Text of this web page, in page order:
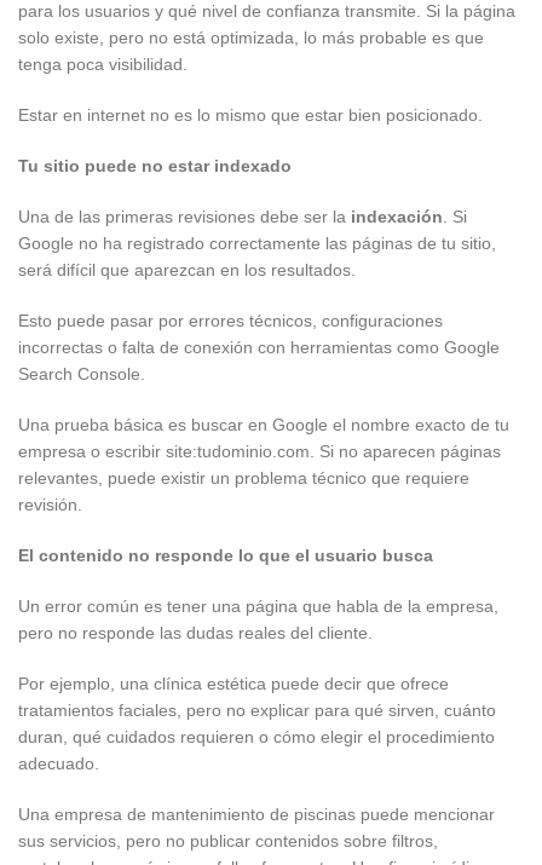
para los usuarios y qué nivel de confianza transmite. Si la página
solo existe, pero no está optimizada, lo más probable es que
tenga poca visibilidad.
Estar en internet no es lo mismo que estar bien posicionado.
Tu sitio puede no estar indexado
Una de las primeras revisiones debe ser la indexación . Si
Google no ha registrado correctamente las páginas de tu sitio,
será difícil que aparezcan en los resultados.
Esto puede pasar por errores técnicos, configuraciones
incorrectas o falta de conexión con herramientas como Google
Search Console.
Una prueba básica es buscar en Google el nombre exacto de tu
empresa o escribir site:tudominio.com. Si no aparecen páginas
relevantes, puede existir un problema técnico que requiere
revisión.
El contenido no responde lo que el usuario busca
Un error común es tener una página que habla de la empresa,
pero no responde las dudas reales del cliente.
Por ejemplo, una clínica estética puede decir que ofrece
tratamientos faciales, pero no explicar para qué sirven, cuánto
duran, qué cuidados requieren o cómo elegir el procedimiento
adecuado.
Una empresa de mantenimiento de piscinas puede mencionar
sus servicios, pero no publicar contenidos sobre filtros,